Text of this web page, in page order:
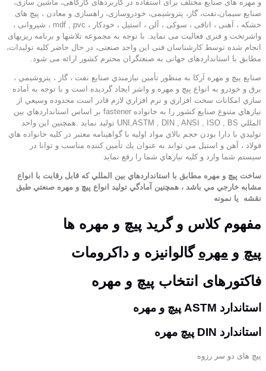
و مهره های صنایع مختلف برای استفاده در کاربردهای کارگاهی، ماشین سازی،
صنایع سیمان،نفت، گاز، پتروشیمی، خودروسازی، راهسازی و معادن ، پیچ های
خشکه ، آهنی ، اتاقی ، سوکی ، آلن ، استیل ، خودکار ، mdf , pvc ، شیروانی ،
واشرتخت و فنری فعالیت می نماید. با توجه به مجموعه تلاشها و برنامه ریزیهای
انجام شده توسط کارشناسان فنی این واحد صنعتی، در حال حاضر کلیه تولیدات،
مطابق با استانداردهای جهانی به صنعتگران محترم کشور ارائه می شود.
صنایع پیچ و مهره آرکا به منظور تأمين نيازمندي صنايع نفت ، گاز ، پتروشيمي ،
برق و خودرو به انواع پيچ و مهره و واشر ايجاد گرديده است و با توجه به آماده
سازي امكانات سخت افزاري و نرم افزاري لازم قادر است محدوده وسيعي از
نيازهاي متنوع صنايع كشور را به خانواده fastener بر اساس استانداردهاي بين
المللي UNI,ASTM , DIN , ANSI , ISO , BS توليد نمايد .همچنين اين واحد
توليدي با دارا بودن حجم بالاي مواد اوليه با گواهينامه معتبر در كليه خانواده هاي
فولاد ، آهن و استيل مي تواند به عنوان يك تأمين كننده مناسب و توانا در
سيستم شما وارد و كليه نيازهاي شما را رفع نمايد
ساخت پيچ و مهره مطابق با استانداردهاي بين المللي كه قابل رقابت با انواع
مشابه خارجي مي باشد ، همچنين آمادگي توليد انواع پيچ و مهره صنعتي طبق
نقشه
يا نمونه
مفهوم کلاس و گرید پیچ و مهره ها
پیچ و مهره گالوانیزه و داکرومات
فاکتورهای انتخاب پیچ و مهره
استاندارد ASTM پیچ و مهره
استاندارد DIN پیچ مهره
پیچ های دو سر رزوه